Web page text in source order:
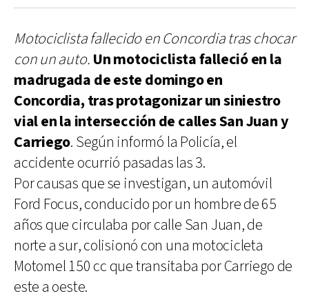
Motociclista fallecido en Concordia tras chocar
con un auto. Un motociclista falleció en la
madrugada de este domingo en
Concordia, tras protagonizar un siniestro
vial en la intersección de calles San Juan y
Carriego. Según informó la Policía, el
accidente ocurrió pasadas las 3.
Por causas que se investigan, un automóvil
Ford Focus, conducido por un hombre de 65
años que circulaba por calle San Juan, de
norte a sur, colisionó con una motocicleta
Motomel 150 cc que transitaba por Carriego de
este a oeste.